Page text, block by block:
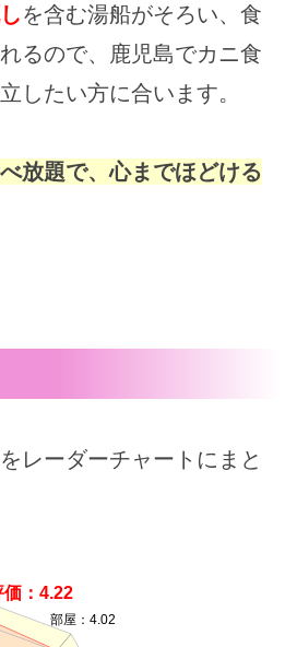
を含む湯船がそろい、食
るので、鹿児島でカニ食
したい方に合います。
放題で、心までほどける
レーダーチャートにまと
価：4.22
部屋：4.02